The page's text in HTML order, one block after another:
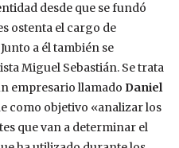
desde que se fundó
ostenta el cargo de
a él también se
Miguel Sebastián. Se trata
empresario llamado Daniel
como objetivo «analizar los
que van a determinar el